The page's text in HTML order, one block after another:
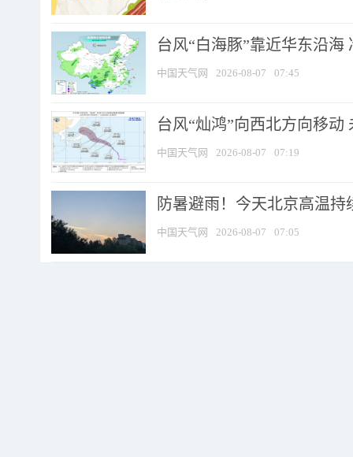
台风“白海豚”靠近华东沿
中国天气网 2026-08-07 07:45
台风“灿鸿”向西北方向移动
中国天气网 2026-08-07 07:19
防暑避雨！今天北京高温
中国天气网 2026-08-07 07:05